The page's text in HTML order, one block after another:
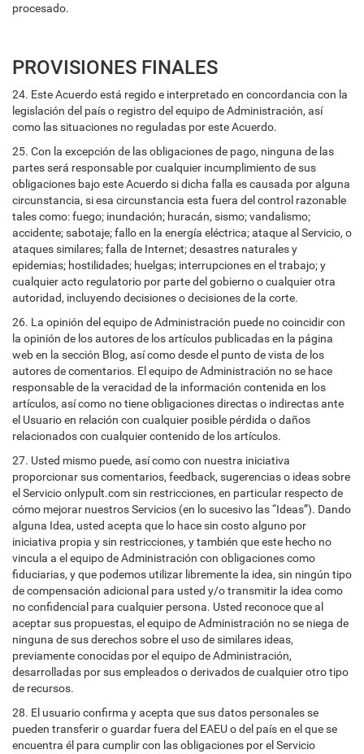
procesado.
PROVISIONES FINALES
24. Este Acuerdo está regido e interpretado en concordancia con la
legislación del país o registro del equipo de Administración, así
como las situaciones no reguladas por este Acuerdo.
25. Con la excepción de las obligaciones de pago, ninguna de las
partes será responsable por cualquier incumplimiento de sus
obligaciones bajo este Acuerdo si dicha falla es causada por alguna
circunstancia, si esa circunstancia esta fuera del control razonable
tales como: fuego; inundación; huracán, sismo; vandalismo;
accidente; sabotaje; fallo en la energía eléctrica; ataque al Servicio, o
ataques similares; falla de Internet; desastres naturales y
epidemias; hostilidades; huelgas; interrupciones en el trabajo; y
cualquier acto regulatorio por parte del gobierno o cualquier otra
autoridad, incluyendo decisiones o decisiones de la corte.
26. La opinión del equipo de Administración puede no coincidir con
la opinión de los autores de los artículos publicadas en la página
web en la sección Blog, así como desde el punto de vista de los
autores de comentarios. El equipo de Administración no se hace
responsable de la veracidad de la información contenida en los
artículos, así como no tiene obligaciones directas o indirectas ante
el Usuario en relación con cualquier posible pérdida o daños
relacionados con cualquier contenido de los artículos.
27. Usted mismo puede, así como con nuestra iniciativa
proporcionar sus comentarios, feedback, sugerencias o ideas sobre
el Servicio onlypult.com sin restricciones, en particular respecto de
cómo mejorar nuestros Servicios (en lo sucesivo las “Ideas”). Dando
alguna Idea, usted acepta que lo hace sin costo alguno por
iniciativa propia y sin restricciones, y también que este hecho no
vincula a el equipo de Administración con obligaciones como
fiduciarias, y que podemos utilizar libremente la idea, sin ningún tipo
de compensación adicional para usted y/o transmitir la idea como
no confidencial para cualquier persona. Usted reconoce que al
aceptar sus propuestas, el equipo de Administración no se niega de
ninguna de sus derechos sobre el uso de similares ideas,
previamente conocidas por el equipo de Administración,
desarrolladas por sus empleados o derivados de cualquier otro tipo
de recursos.
28. El usuario confirma y acepta que sus datos personales se
pueden transferir o guardar fuera del EAEU o del país en el que se
encuentra él para cumplir con las obligaciones por el Servicio